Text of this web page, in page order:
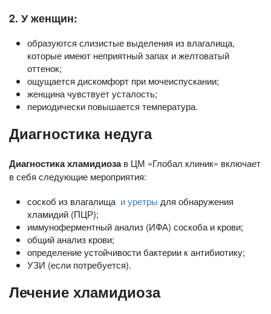
2. У женщин:
образуются слизистые выделения из влагалища,
которые имеют неприятный запах и желтоватый
оттенок;
ощущается дискомфорт при мочеиспускании;
женщина чувствует усталость;
периодически повышается температура.
Диагностика недуга
Диагностика хламидиозав ЦМ «Глобал клиник» включает
в себя следующие мероприятия:
соскоб из влагалища и уретры для обнаружения
хламидий (ПЦР);
иммуноферментный анализ (ИФА) соскоба и крови;
общий анализ крови;
определение устойчивости бактерии к антибиотику;
УЗИ (если потребуется).
Лечение хламидиоза